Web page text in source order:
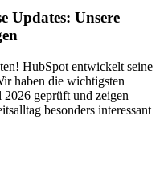
Updates: Unsere
HubSpot entwickelt seine
haben die wichtigsten
2026 geprüft und zeigen
besonders interessant